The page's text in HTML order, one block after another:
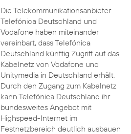
Die Telekommunikationsanbieter
Telefónica Deutschland und
Vodafone haben miteinander
vereinbart, dass Telefónica
Deutschland künftig Zugriff auf das
Kabelnetz von Vodafone und
Unitymedia in Deutschland erhält.
Durch den Zugang zum Kabelnetz
kann Telefónica Deutschland ihr
bundesweites Angebot mit
Highspeed-Internet im
Festnetzbereich deutlich ausbauen